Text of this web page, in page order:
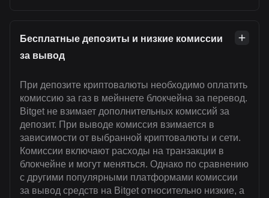
Бесплатные депозиты и низкие комиссии
за вывод
При депозите криптовалюты необходимо оплатить
комиссию за газ в мейннете блокчейна за перевод.
Bitget не взимает дополнительных комиссий за
депозит. При выводе комиссия взимается в
зависимости от выбранной криптовалюты и сети.
Комиссии включают расходы на транзакции в
блокчейне и могут меняться. Однако по сравнению
с другими популярными платформами комиссии
за вывод средств на Bitget относительно низкие, а